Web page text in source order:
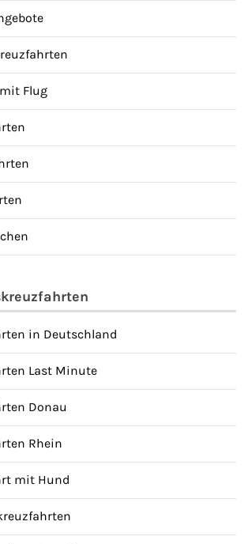
Flug
in Deutschland
Last Minute
Donau
Rhein
mit Hund